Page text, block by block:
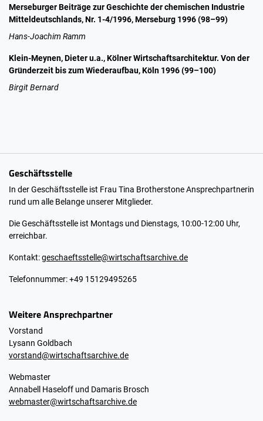
Merseburger Beiträge zur Geschichte der chemischen Industrie
Mitteldeutschlands, Nr. 1-4/1996, Merseburg 1996 (98–99)
Hans-Joachim Ramm
Klein-Meynen, Dieter u.a., Kölner Wirtschaftsarchitektur. Von der
Gründerzeit bis zum Wiederaufbau, Köln 1996 (99–100)
Birgit Bernard
Geschäftsstelle
In der Geschäftsstelle ist Frau Tina Brotherstone Ansprechpartnerin
rund um alle Belange unserer Mitglieder.
Die Geschäftsstelle ist Montags und Dienstags, 10:00-12:00 Uhr,
erreichbar.
Kontakt:geschaeftsstelle@wirtschaftsarchive.de
Telefonnummer: +49 15129495265
Weitere Ansprechpartner
Vorstand
Lysann Goldbach
vorstand@wirtschaftsarchive.de
Webmaster
Annabell Haseloff und Damaris Brosch
webmaster@wirtschaftsarchive.de